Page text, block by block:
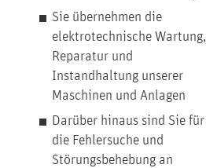
Sie übernehmen die
elektrotechnische Wartung,
Reparatur und
Instandhaltung unserer
Maschinen und Anlagen
Darüber hinaus sind Sie für
die Fehlersuche und
Störungsbehebung an